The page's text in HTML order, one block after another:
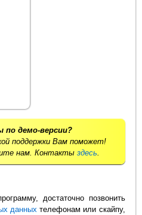
по демо-версии?
поддержки Вам поможет!
нам. Контакты здесь
достаточно позвонить
данных телефонам или скайпу,